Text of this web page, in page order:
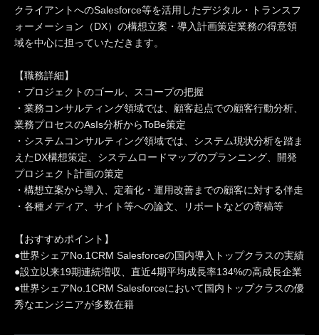
クライアントへのSalesforce等を活用したデジタル・トランスフ
ォーメーション（DX）の構想立案・導入計画策定業務の得意領
域を中心に担っていただきます。
【職務詳細】
・プロジェクトのゴール、スコープの把握
・業務コンサルティング領域では、顧客起点での顧客行動分析、
業務プロセスのAsIs分析からToBe策定
・システムコンサルティング領域では、システム現状分析を踏ま
えたDX構想策定、システムロードマップのプランニング、開発
プロジェクト計画の策定
・構想立案から導入、定着化・運用改善までの顧客に対する伴走
・各種メディア、サイト等への論文、リポートなどの寄稿等
【おすすめポイント】
●世界シェアNo.1CRM Salesforceの国内導入トップクラスの実績
●設立以来19期連続増収、直近4期平均成長率134%の高成長企業
●世界シェアNo.1CRM Salesforceにおいて国内トップクラスの優
秀なエンジニアが多数在籍